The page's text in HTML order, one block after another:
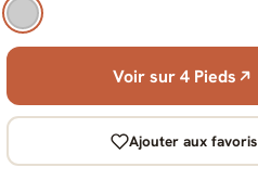
Voir sur 4 Pieds
Ajouter aux favoris